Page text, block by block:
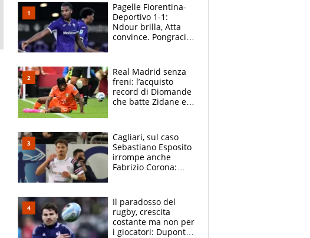
Pagelle Fiorentina-
Deportivo 1-1:
Ndour brilla, Atta
convince. Pongracic
Real Madrid senza
freni: l’acquisto
record di Diomande
che batte Zidane e
Cagliari, sul caso
Sebastiano Esposito
irrompe anche
Fabrizio Corona:
prove”
Il paradosso del
rugby, crescita
costante ma non per
i giocatori: Dupont